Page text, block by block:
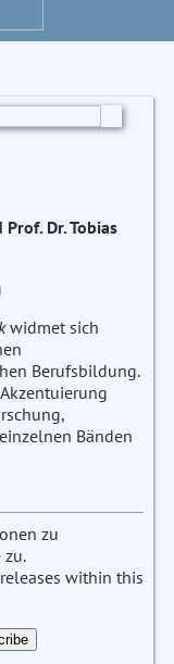
Dr. Tobias
widmet sich
Berufsbildung.
Bänden
zu
zu.
within this